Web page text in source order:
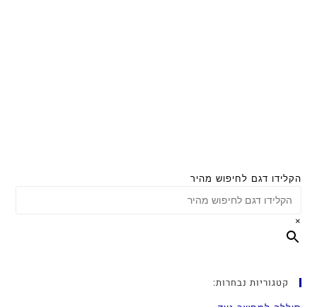
הקלידו דגם לחיפוש מהיר
×
קטגוריות נבחרות: